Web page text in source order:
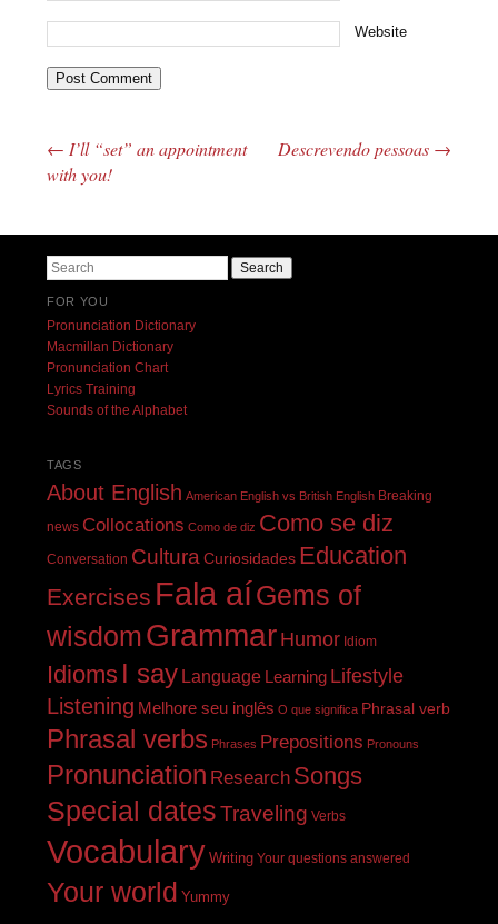
Website
Post navigation
← I’ll “set” an appointment
with you!
Descrevendo pessoas →
Search
FOR YOU
Pronunciation Dictionary
Macmillan Dictionary
Pronunciation Chart
Lyrics Training
Sounds of the Alphabet
TAGS
About English American English vs British English Breaking
news Collocations Como de diz Como se diz
Conversation Cultura Curiosidades Education
Exercises Fala aíGems of
wisdomGrammar Humor Idiom
Idioms I say Language Learning Lifestyle
Listening Melhore seu inglês O que significa Phrasal verb
Phrasal verbs Phrases Prepositions Pronouns
Pronunciation Research Songs
Special dates Traveling Verbs
Vocabulary Writing Your questions answered
Your world Yummy